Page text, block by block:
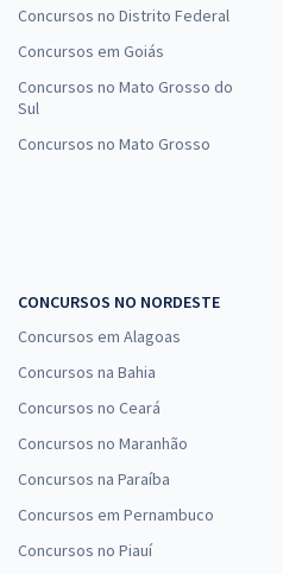
Concursos no Distrito Federal
Concursos em Goiás
Concursos no Mato Grosso do
Sul
Concursos no Mato Grosso
CONCURSOS NO NORDESTE
Concursos em Alagoas
Concursos na Bahia
Concursos no Ceará
Concursos no Maranhão
Concursos na Paraíba
Concursos em Pernambuco
Concursos no Piauí